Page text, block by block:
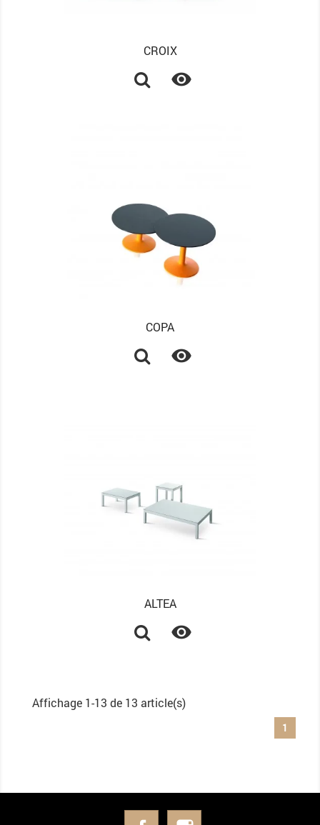
CROIX

COPA

ALTEA

Affichage 1-13 de 13 article(s)
1
Facebook